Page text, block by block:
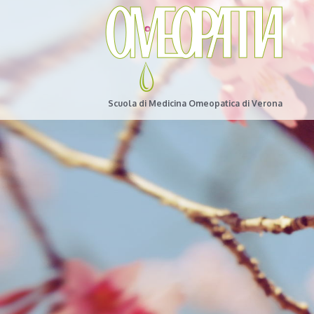
Scuola di Medicina Omeopatica di Verona